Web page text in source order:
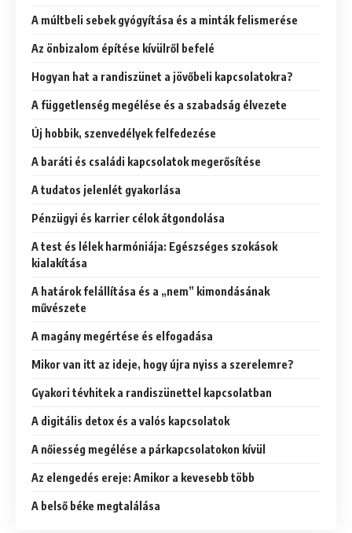
A múltbeli sebek gyógyítása és a minták felismerése
Az önbizalom építése kívülről befelé
Hogyan hat a randiszünet a jövőbeli kapcsolatokra?
A függetlenség megélése és a szabadság élvezete
Új hobbik, szenvedélyek felfedezése
A baráti és családi kapcsolatok megerősítése
A tudatos jelenlét gyakorlása
Pénzügyi és karrier célok átgondolása
A test és lélek harmóniája: Egészséges szokások
kialakítása
A határok felállítása és a „nem” kimondásának
művészete
A magány megértése és elfogadása
Mikor van itt az ideje, hogy újra nyiss a szerelemre?
Gyakori tévhitek a randiszünettel kapcsolatban
A digitális detox és a valós kapcsolatok
A nőiesség megélése a párkapcsolatokon kívül
Az elengedés ereje: Amikor a kevesebb több
A belső béke megtalálása